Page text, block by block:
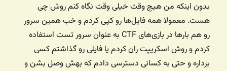
بدون اینکه من هیچ وقت خیلی وقت نگاه کنم روش چی
هست. معمولا همه فایل‌ها رو کپی کردم و خب همین سرور
رو هم بارها در بازی‌های CTF به عنوان سرور تست استفاده
کردم و روش اسکریپت ران کردم یا فایلی رو گذاشتم کسی
برداره و حتی به کسانی دسترسی دادم که بهش وصل بشن و